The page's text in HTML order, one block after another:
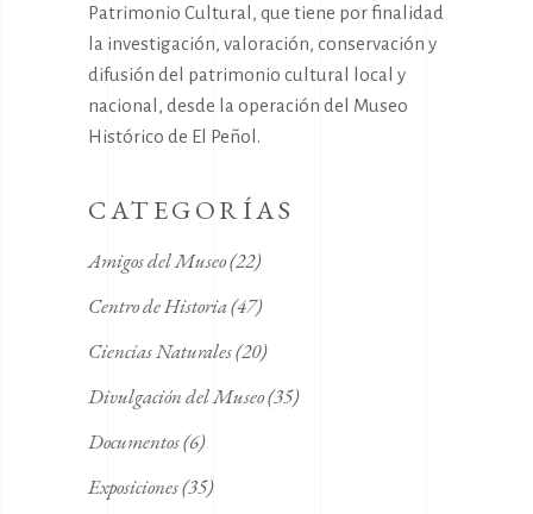
Patrimonio Cultural, que tiene por finalidad
la investigación, valoración, conservación y
difusión del patrimonio cultural local y
nacional, desde la operación del Museo
Histórico de El Peñol.
CATEGORÍAS
Amigos del Museo(22)
Centro de Historia(47)
Ciencias Naturales(20)
Divulgación del Museo(35)
Documentos(6)
Exposiciones(35)